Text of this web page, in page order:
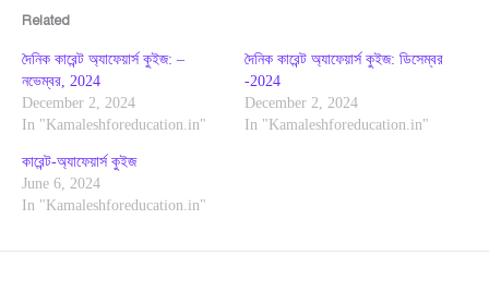
Related
দৈনিক কারেন্ট অ্যাফেয়ার্স কুইজ: –
নভেম্বর, 2024
December 2, 2024
In "Kamaleshforeducation.in"
দৈনিক কারেন্ট অ্যাফেয়ার্স কুইজ: ডিসেম্বর
-2024
December 2, 2024
In "Kamaleshforeducation.in"
কারেন্ট-অ্যাফেয়ার্স কুইজ
June 6, 2024
In "Kamaleshforeducation.in"